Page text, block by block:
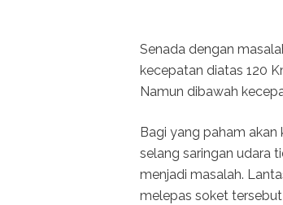
Senada dengan
kecepatan diatas 120
Namun dibawah
Bagi yang paham
selang saringan udara
menjadi masalah.
melepas soket